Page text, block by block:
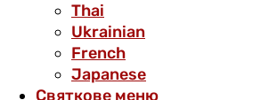
Thai
Ukrainian
French
Japanese
Святкове меню